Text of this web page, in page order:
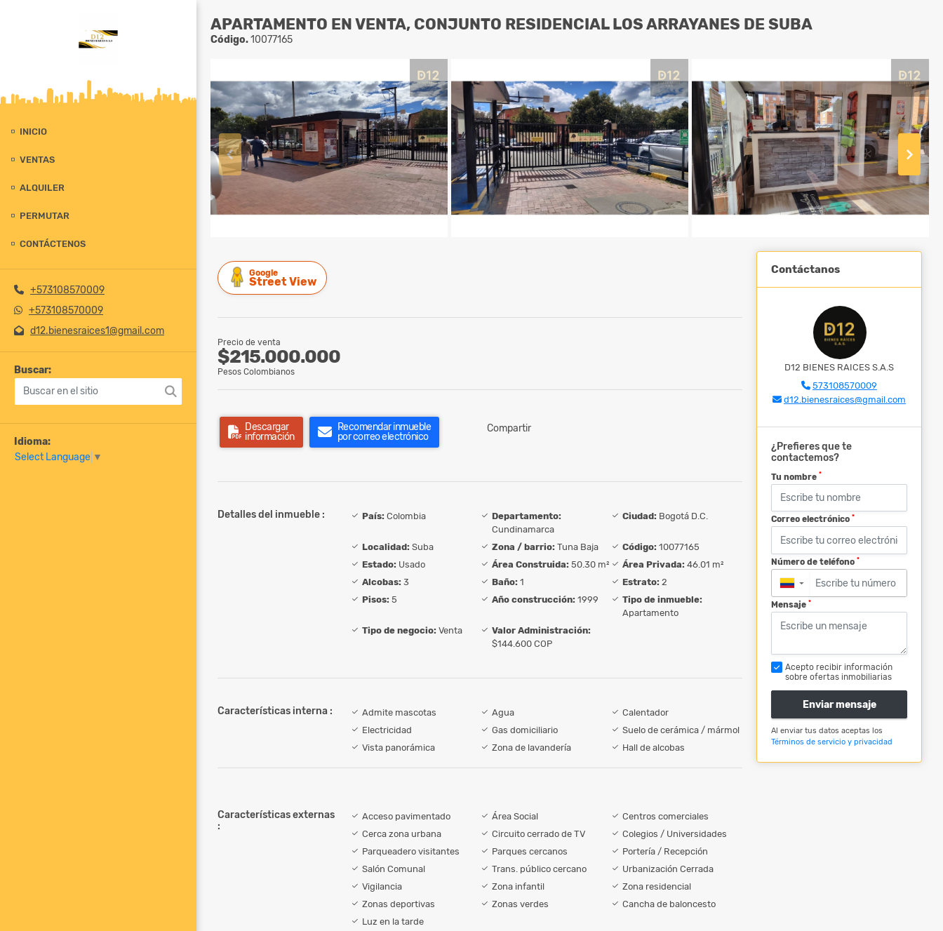
INICIO
VENTAS
ALQUILER
PERMUTAR
CONTÁCTENOS
+573108570009
+573108570009
d12.bienesraices1@gmail.com
Buscar:
Idioma:
Select Language ▼
APARTAMENTO EN VENTA, CONJUNTO RESIDENCIAL LOS ARRAYANES DE SUBA
Código.10077165
Google
Street View
Precio de venta
$215.000.000
Pesos Colombianos
Descargar
información
Recomendar inmueble
por correo electrónico
Compartir
Detalles del inmueble : País: Colombia
Departamento:
Cundinamarca
Ciudad: Bogotá D.C.
Localidad: Suba Zona / barrio: Tuna Baja Código: 10077165
Estado: Usado Área Construida: 50.30 m² Área Privada: 46.01 m²
Alcobas: 3 Baño: 1 Estrato: 2
Pisos: 5 Año construcción: 1999
Tipo de inmueble:
Apartamento
Tipo de negocio: Venta
Valor Administración:
$144.600 COP
Características interna : Admite mascotas Agua
Calentador
Electricidad
Gas domiciliario
Suelo de cerámica / mármol
Vista panorámica
Zona de lavandería Hall de alcobas
Características externas
:
Acceso pavimentado Área Social
Centros comerciales
Cerca zona urbana
Circuito cerrado de TV
Colegios / Universidades
Parqueadero visitantes
Parques cercanos
Portería / Recepción
Salón Comunal
Trans. público cercano
Urbanización Cerrada
Vigilancia
Zona infantil
Zona residencial
Zonas deportivas
Zonas verdes
Cancha de baloncesto
Luz en la tarde
Contáctanos
D12 BIENES RAICES S.A.S
573108570009
d12.bienesraices@gmail.com
¿Prefieres que te
contactemos?
Tu nombre *
Correo electrónico *
Número de teléfono *
▼
Mensaje *
Acepto recibir información
sobre ofertas inmobiliarias
Enviar mensaje
Al enviar tus datos aceptas los
Términos de servicio y privacidad